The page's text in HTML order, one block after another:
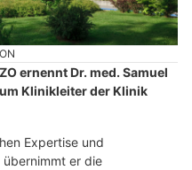
ernennt Dr. med. Samuel
Klinikleiter der Klinik
Expertise und
übernimmt er die